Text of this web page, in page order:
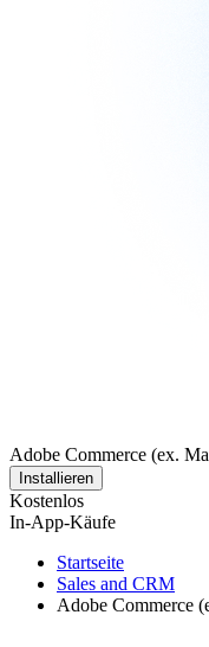
Adobe Commerce (ex.
Installieren
Kostenlos
In-App-Käufe
Startseite
Sales and CRM
Adobe Commerce